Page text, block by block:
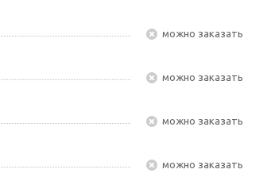
Можно заказать
Можно заказать
Можно заказать
Можно заказать